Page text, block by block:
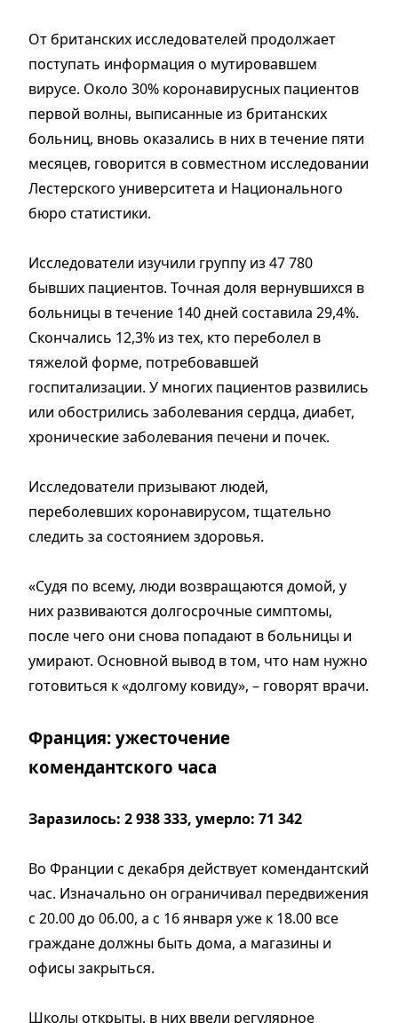
От британских исследователей продолжает
поступать информация о мутировавшем
вирусе. Около 30% коронавирусных пациентов
первой волны, выписанные из британских
больниц, вновь оказались в них в течение пяти
месяцев, говорится в совместном исследовании
Лестерского университета и Национального
бюро статистики.
Исследователи изучили группу из 47 780
бывших пациентов. Точная доля вернувшихся в
больницы в течение 140 дней составила 29,4%.
Скончались 12,3% из тех, кто переболел в
тяжелой форме, потребовавшей
госпитализации. У многих пациентов развились
или обострились заболевания сердца, диабет,
хронические заболевания печени и почек.
Исследователи призывают людей,
переболевших коронавирусом, тщательно
следить за состоянием здоровья.
«Судя по всему, люди возвращаются домой, у
них развиваются долгосрочные симптомы,
после чего они снова попадают в больницы и
умирают. Основной вывод в том, что нам нужно
готовиться к «долгому ковиду», – говорят врачи.
Франция: ужесточение
комендантского часа
Заразилось: 2 938 333, умерло: 71 342
Во Франции с декабря действует комендантский
час. Изначально он ограничивал передвижения
с 20.00 до 06.00, а с 16 января уже к 18.00 все
граждане должны быть дома, а магазины и
офисы закрыться.
Школы открыты, в них ввели регулярное